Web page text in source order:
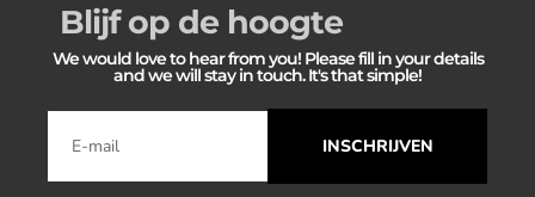
Blijf op de hoogte
We would love to hear from you! Please fill in your details
and we will stay in touch. It's that simple!
INSCHRIJVEN